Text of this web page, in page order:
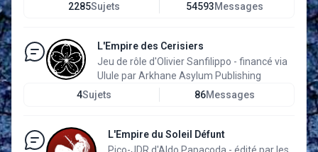
2285Sujets 54593Messages
L'Empire des Cerisiers
Jeu de rôle d'Olivier Sanfilippo - financé via
Ulule par Arkhane Asylum Publishing
4Sujets 86Messages
L'Empire du Soleil Défunt